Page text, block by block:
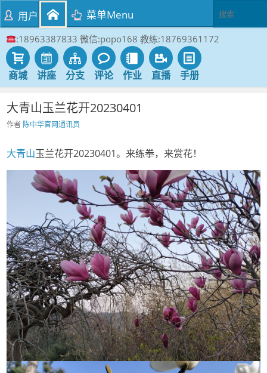
:18963387833 微信:popo168 教练:18769361172
商城 讲座 分支 评论 作业 直播 手册
用户 菜单Menu
大青山玉兰花开20230401
作者 陈中华官网通讯员
大青山玉兰花开20230401。来练拳，来赏花！